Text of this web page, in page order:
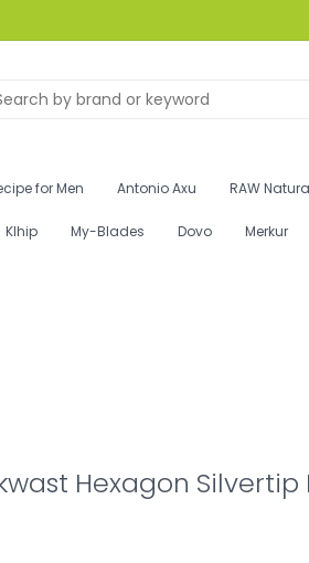
for Men Antonio Axu RAW
Klhip My-Blades Dovo Merkur
Hexagon Silvertip